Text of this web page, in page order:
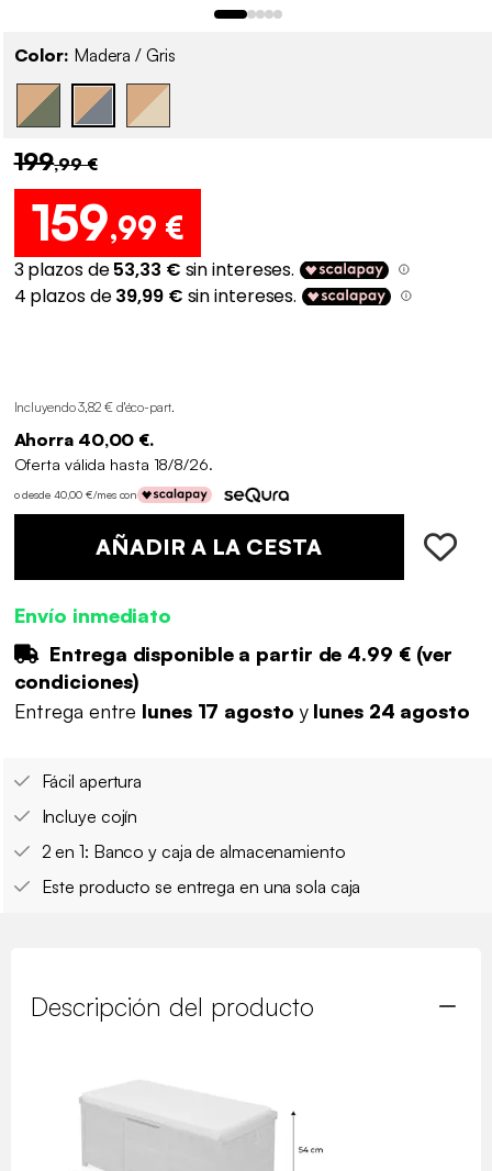
Color: Madera / Gris
199,99 €
159,99 €
Incluyendo 3,82 € d'éco-part.
Ahorra 40,00 €.
Oferta válida hasta 18/8/26.
o desde 40,00 €/mes con
AÑADIR A LA CESTA
Envío inmediato
Entrega disponible a partir de 4.99 €(ver
condiciones)
Entrega entre lunes 17 agosto y lunes 24 agosto
Fácil apertura
Incluye cojín
2 en 1: Banco y caja de almacenamiento
Este producto se entrega en una sola caja
Descripción del producto